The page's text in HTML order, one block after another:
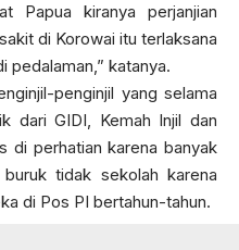
Papua kiranya perjanjian
di Korowai itu terlaksana
pedalaman,” katanya.
penginjil yang selama
dari GIDI, Kemah Injil dan
di perhatian karena banyak
tidak sekolah karena
di Pos PI bertahun-tahun.